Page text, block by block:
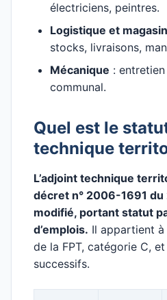
électriciens, peintres.
Logistique et
stocks, livraisons,
Mécanique :
communal.
Quel est le
technique
L’adjoint technique
décret n° 2006-1691
modifié, portant statut
d’emplois. Il appartient
de la FPT, catégorie C,
successifs.